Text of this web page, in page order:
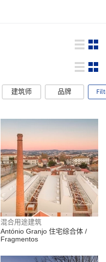
建筑师 品牌
混合用途建筑
António Granjo 住宅综合体 /
Fragmentos